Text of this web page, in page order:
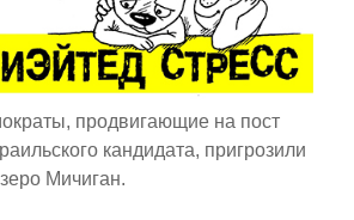
продвигающие на пост
кандидата, пригрозили
Мичиган.